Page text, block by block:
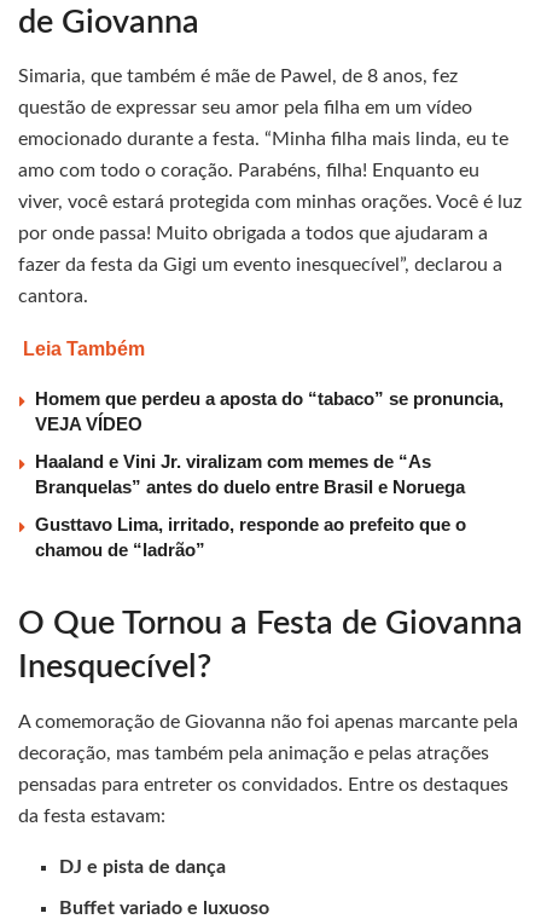
de Giovanna
Simaria, que também é mãe de Pawel, de 8 anos, fez
questão de expressar seu amor pela filha em um vídeo
emocionado durante a festa. “Minha filha mais linda, eu te
amo com todo o coração. Parabéns, filha! Enquanto eu
viver, você estará protegida com minhas orações. Você é luz
por onde passa! Muito obrigada a todos que ajudaram a
fazer da festa da Gigi um evento inesquecível”, declarou a
cantora.
Leia Também
Homem que perdeu a aposta do “tabaco” se pronuncia,
VEJA VÍDEO
Haaland e Vini Jr. viralizam com memes de “As
Branquelas” antes do duelo entre Brasil e Noruega
Gusttavo Lima, irritado, responde ao prefeito que o
chamou de “ladrão”
O Que Tornou a Festa de Giovanna
Inesquecível?
A comemoração de Giovanna não foi apenas marcante pela
decoração, mas também pela animação e pelas atrações
pensadas para entreter os convidados. Entre os destaques
da festa estavam:
DJ e pista de dança
Buffet variado e luxuoso